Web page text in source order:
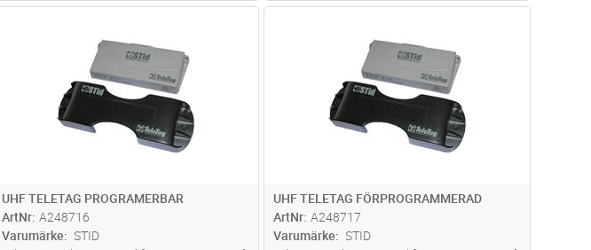
kHz 40 bit .
kHz 40 bit
UHF TELETAG PROGRAMERBAR
ArtNr A248716
Varumärke
STID
UHF TELETAG FÖRPROGRAMMERAD
ArtNr A248717
Varumärke
STID